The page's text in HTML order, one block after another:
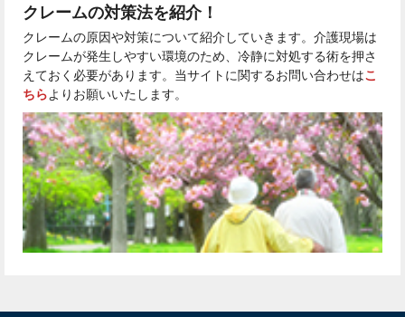
クレームの対策法を紹介！
クレームの原因や対策について紹介していきます。介護現場は
クレームが発生しやすい環境のため、冷静に対処する術を押さ
えておく必要があります。当サイトに関するお問い合わせはこ
ちらよりお願いいたします。